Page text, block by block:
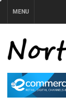
Skip
to
content
MENU
NORTE EN LÍNEA